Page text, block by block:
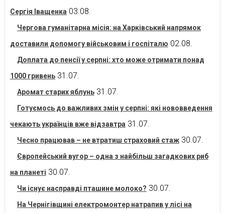
Сергія Іващенка 03.08.
Чергова гуманітарна місія: на Харківський напрямок
доставили допомогу військовим і госпіталю 02.08.
Доплата до пенсії у серпні: хто може отримати понад
1000 гривень 31.07.
Аромат старих яблунь 31.07.
Готуємось до важливих змін у серпні: які нововведення
чекають українців вже відзавтра 31.07.
Чесно працював – не втратиш страховий стаж 30.07.
Європейський вугор – одна з найбільш загадкових риб
на планеті 30.07.
Чи існує насправді пташине молоко? 30.07.
На Чернігівщині електромонтер натрапив у лісі на